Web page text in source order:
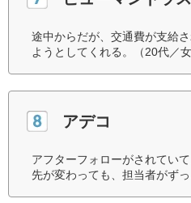
途中からだが、交通費が支給
ようとしてくれる。（20代／女
アデコ
アフターフォローがされてい
先が変わっても、担当者がず